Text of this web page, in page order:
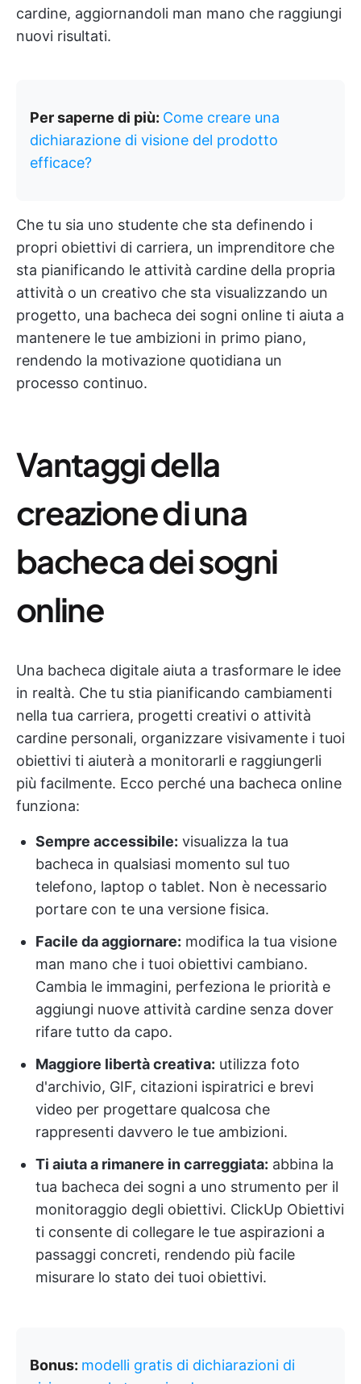
cardine, aggiornandoli man mano che raggiungi
nuovi risultati.
Per saperne di più: Come creare una
dichiarazione di visione del prodotto
efficace?
Che tu sia uno studente che sta definendo i
propri obiettivi di carriera, un imprenditore che
sta pianificando le attività cardine della propria
attività o un creativo che sta visualizzando un
progetto, una bacheca dei sogni online ti aiuta a
mantenere le tue ambizioni in primo piano,
rendendo la motivazione quotidiana un
processo continuo.
Vantaggi della
creazione di una
bacheca dei sogni
online
Una bacheca digitale aiuta a trasformare le idee
in realtà. Che tu stia pianificando cambiamenti
nella tua carriera, progetti creativi o attività
cardine personali, organizzare visivamente i tuoi
obiettivi ti aiuterà a monitorarli e raggiungerli
più facilmente. Ecco perché una bacheca online
funziona:
Sempre accessibile: visualizza la tua
bacheca in qualsiasi momento sul tuo
telefono, laptop o tablet. Non è necessario
portare con te una versione fisica.
Facile da aggiornare: modifica la tua visione
man mano che i tuoi obiettivi cambiano.
Cambia le immagini, perfeziona le priorità e
aggiungi nuove attività cardine senza dover
rifare tutto da capo.
Maggiore libertà creativa: utilizza foto
d'archivio, GIF, citazioni ispiratrici e brevi
video per progettare qualcosa che
rappresenti davvero le tue ambizioni.
Ti aiuta a rimanere in carreggiata: abbina la
tua bacheca dei sogni a uno strumento per il
monitoraggio degli obiettivi. ClickUp Obiettivi
ti consente di collegare le tue aspirazioni a
passaggi concreti, rendendo più facile
misurare lo stato dei tuoi obiettivi.
Bonus: modelli gratis di dichiarazioni di